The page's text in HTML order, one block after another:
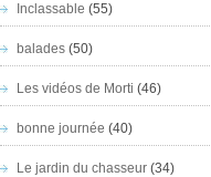
Inclassable (55)
balades(50)
Les vidéos de Morti (46)
bonne journée (40)
Le jardin du chasseur(34)